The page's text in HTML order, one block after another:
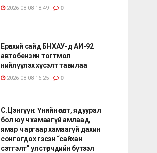
2026-08-08 18:49 0
Ерөнхий сайд БНХАУ-д АИ-92
автобензин тогтмол
нийлүүлэх хүсэлт тавилаа
2026-08-08 16:25 0
С.Цэнгүүн: Үнийн өсөлт, ядуурал
бол юу ч хамаагүй амлаад,
ямар ч аргаар хамаагүй дахин
сонгогдох гэсэн “сайхан
сэтгэлт” улстөрчдийн бүтээл